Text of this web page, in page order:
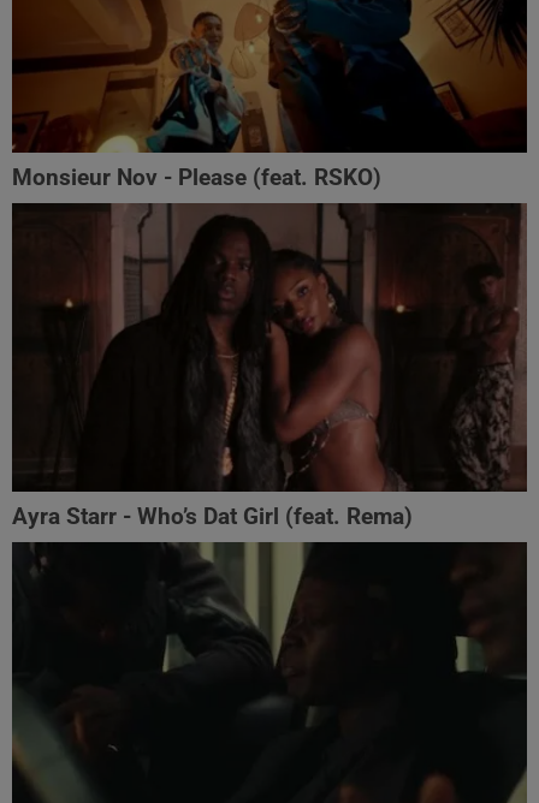
Monsieur Nov‬ - Please (feat. RSKO)
Ayra Starr - Who’s Dat Girl (feat. Rema)